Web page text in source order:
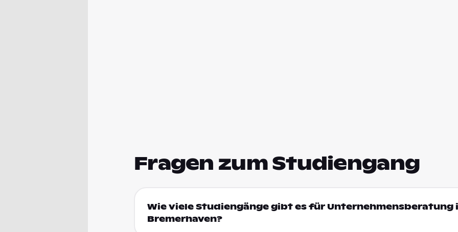
Fragen zum Studiengang
Wie viele Studiengänge gibt es für Unternehmensberatung
Bremerhaven?